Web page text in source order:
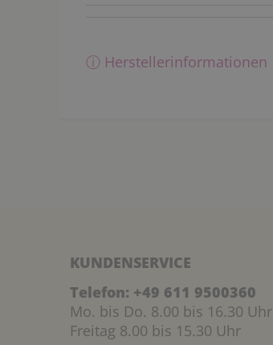
ⓘ Herstellerinformationen
KUNDENSERVICE
Telefon: +49 611 9500360
Mo. bis Do. 8.00 bis 16.30 Uhr
Freitag 8.00 bis 15.30 Uhr